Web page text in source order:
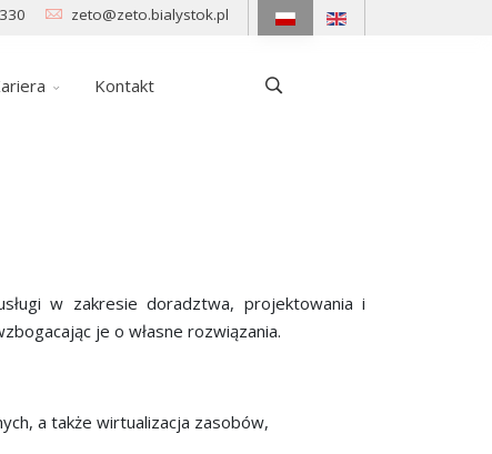
zeto@zeto.bialystok.pl
Kontakt
w zakresie doradztwa, projektowania i
je o własne rozwiązania.
a także wirtualizacja zasobów,